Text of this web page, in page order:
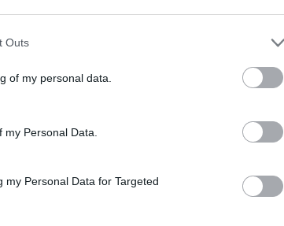
Outs
of my personal data.
Personal Data.
Personal Data for Targeted